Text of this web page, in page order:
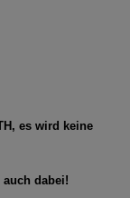
es wird keine
dabei!